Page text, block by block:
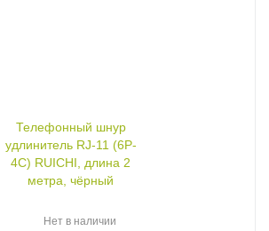
Телефонный шнур
удлинитель RJ-11 (6P-
4C) RUICHI, длина 2
метра, чёрный
Нет в наличии